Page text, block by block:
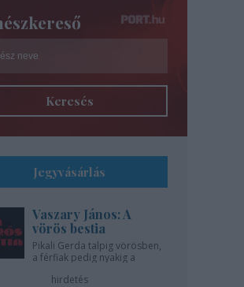
Keresés
Jegyvásárlás
Vaszary János: A
vörös bestia
Pikali Gerda talpig vörösben,
a férfiak pedig nyakig a
hirdetés